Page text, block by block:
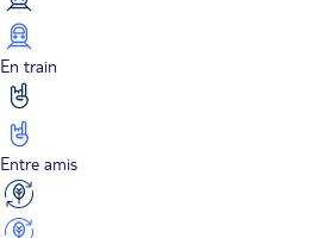
En train
Entre amis